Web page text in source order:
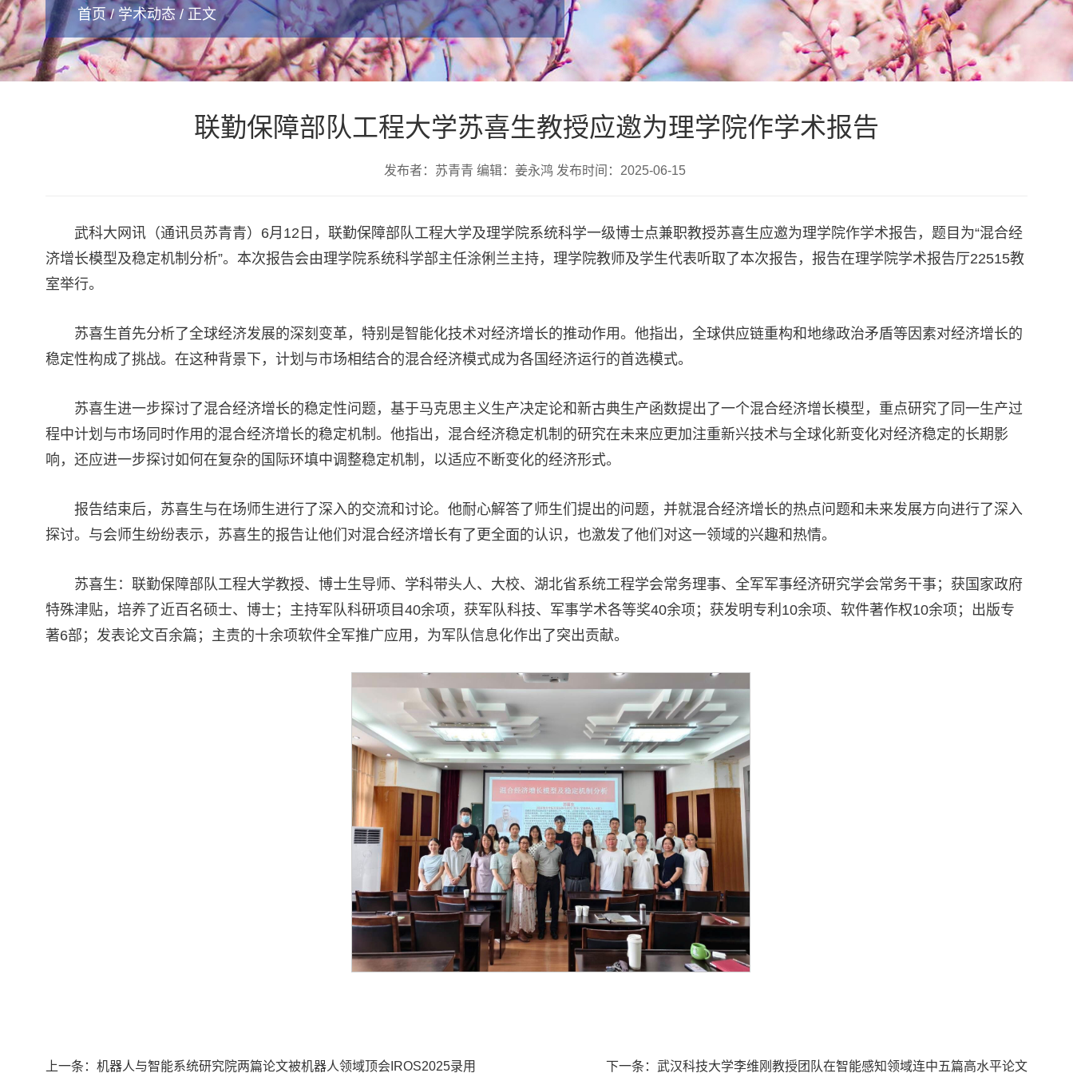
首页/ 学术动态/ 正文
联勤保障部队工程大学苏喜生教授应邀为理学院作学术报告
发布者：苏青青 编辑：姜永鸿 发布时间：2025-06-15
武科大网讯（通讯员苏青青）6月12日，联勤保障部队工程大学及理学院系统科学一级博士点兼职教授苏喜生应邀为理学院作学术报告，题目为“混合经
济增长模型及稳定机制分析”。本次报告会由理学院系统科学部主任涂俐兰主持，理学院教师及学生代表听取了本次报告，报告在理学院学术报告厅22515教
室举行。
苏喜生首先分析了全球经济发展的深刻变革，特别是智能化技术对经济增长的推动作用。他指出，全球供应链重构和地缘政治矛盾等因素对经济增长的
稳定性构成了挑战。在这种背景下，计划与市场相结合的混合经济模式成为各国经济运行的首选模式。
苏喜生进一步探讨了混合经济增长的稳定性问题，基于马克思主义生产决定论和新古典生产函数提出了一个混合经济增长模型，重点研究了同一生产过
程中计划与市场同时作用的混合经济增长的稳定机制。他指出，混合经济稳定机制的研究在未来应更加注重新兴技术与全球化新变化对经济稳定的长期影
响，还应进一步探讨如何在复杂的国际环填中调整稳定机制，以适应不断变化的经济形式。
报告结束后，苏喜生与在场师生进行了深入的交流和讨论。他耐心解答了师生们提出的问题，并就混合经济增长的热点问题和未来发展方向进行了深入
探讨。与会师生纷纷表示，苏喜生的报告让他们对混合经济增长有了更全面的认识，也激发了他们对这一领域的兴趣和热情。
苏喜生：联勤保障部队工程大学教授、博士生导师、学科带头人、大校、湖北省系统工程学会常务理事、全军军事经济研究学会常务干事；获国家政府
特殊津贴，培养了近百名硕士、博士；主持军队科研项目40余项，获军队科技、军事学术各等奖40余项；获发明专利10余项、软件著作权10余项；出版专
著6部；发表论文百余篇；主责的十余项软件全军推广应用，为军队信息化作出了突出贡献。
上一条： 机器人与智能系统研究院两篇论文被机器人领域顶会IROS2025录用 下一条： 武汉科技大学李维刚教授团队在智能感知领域连中五篇高水平论文